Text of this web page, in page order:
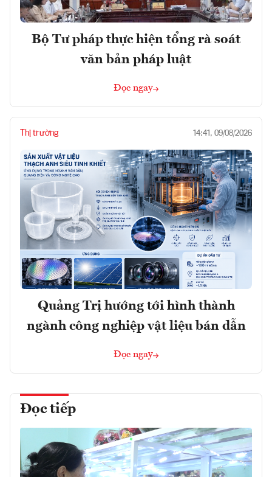
Bộ Tư pháp thực hiện tổng rà soát
văn bản pháp luật
Đọc ngay
Thị trường 14:41, 09/08/2026
Quảng Trị hướng tới hình thành
ngành công nghiệp vật liệu bán dẫn
Đọc ngay
Đọc tiếp